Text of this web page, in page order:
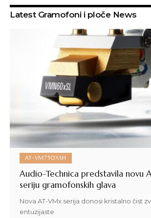
Latest Gramofoni i ploče News
AT-VM750XSH
Audio-Technica predstavila novu
seriju gramofonskih glava
Nova AT-VMx serija donosi kristalno čist
entuzijaste